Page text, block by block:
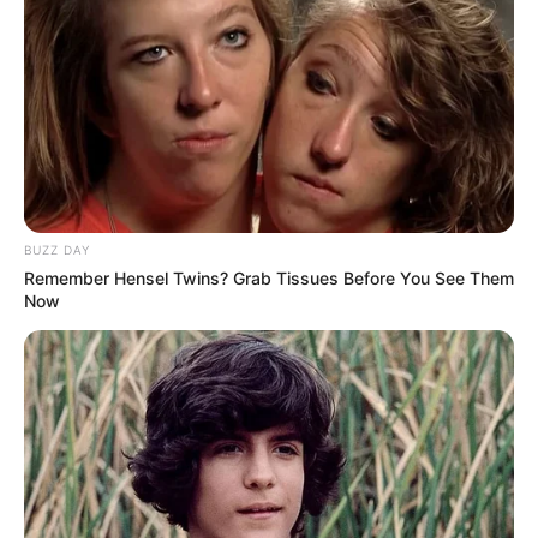
Setelah menguasai teknik dasar, berikut ini adalah penjelasan
tentang gaya berenang.
1. Gaya katak atau gaya dada
Gaya katak memang mirip gerakan katak ketika berenang. Gaya
katak juga disebut gaya dada dan merupakan gaya yang populer
untuk rekreasi.
Pada gaya katak, posisi tubuh stabil seperti sedang merangkak
Tangan dan kakinya di dalam air, tapi kepala gerak naik turun dari
dalam ke permukaan sehingga bisa melihat ke arah depan saat
berenang. Pernapasannya bisa dilakukan ketika mulut ada di atas
permukaan air beberapa saat.
2. Gaya bebas
Sesuai dengan namanya, gaya bebas memang tidak terikat dengan
aturan atau teknik dasar tertentu.
BUZZ DAY
Remember Hensel Twins? Grab Tissues Before You See Them
Now